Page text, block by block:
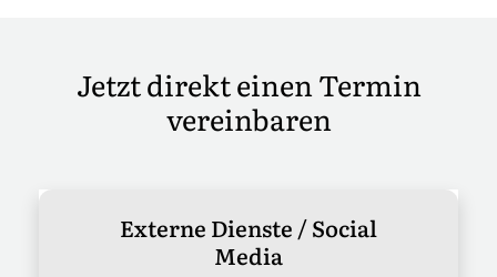
Jetzt direkt einen Termin
vereinbaren
Externe Dienste / Social
Media